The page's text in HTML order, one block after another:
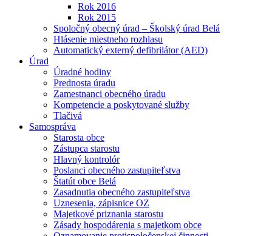
Rok 2016
Rok 2015
Spoločný obecný úrad – Školský úrad Belá
Hlásenie miestneho rozhlasu
Automatický externý defibrilátor (AED)
Úrad
Úradné hodiny
Prednosta úradu
Zamestnanci obecného úradu
Kompetencie a poskytované služby
Tlačivá
Samospráva
Starosta obce
Zástupca starostu
Hlavný kontrolór
Poslanci obecného zastupiteľstva
Štatút obce Belá
Zasadnutia obecného zastupiteľstva
Uznesenia, zápisnice OZ
Majetkové priznania starostu
Zásady hospodárenia s majetkom obce